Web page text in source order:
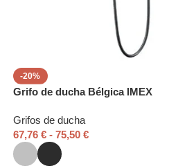
-20%
Grifo de ducha Bélgica IMEX
Grifos de ducha
67,76 € - 75,50 €